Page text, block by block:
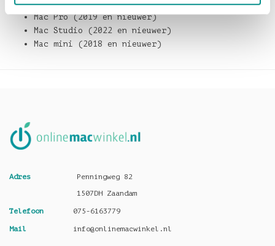
MacBook Pro (2018 en nieuwer)
Mac Pro (2019 en nieuwer)
Mac Studio (2022 en nieuwer)
Mac mini (2018 en nieuwer)
Adres
Penningweg 82
1507DH Zaandam
Telefoon 075-6163779
Mail info@onlinemacwinkel.nl